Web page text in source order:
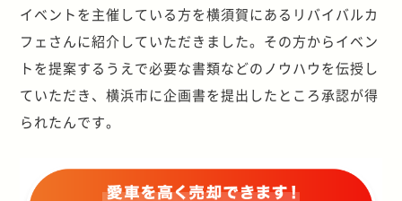
イベントを主催している方を横須賀にあるリバイバルカ
フェさんに紹介していただきました。その方からイベン
トを提案するうえで必要な書類などのノウハウを伝授し
ていただき、横浜市に企画書を提出したところ承認が得
られたんです。